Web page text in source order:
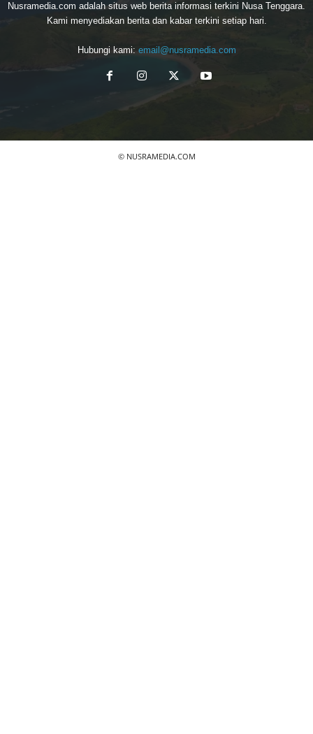
Nusramedia.com adalah situs web berita informasi terkini Nusa Tenggara.
Kami menyediakan berita dan kabar terkini setiap hari.
Hubungi kami: email@nusramedia.com
© NUSRAMEDIA.COM